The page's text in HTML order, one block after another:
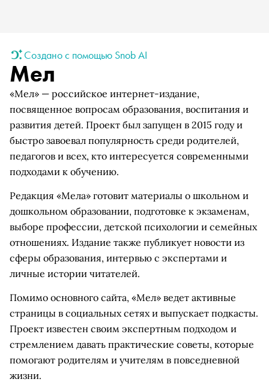
Создано с помощью Snob AI
Мел
«Мел» — российское интернет-издание,
посвященное вопросам образования, воспитания и
развития детей. Проект был запущен в 2015 году и
быстро завоевал популярность среди родителей,
педагогов и всех, кто интересуется современными
подходами к обучению.
Редакция «Мела» готовит материалы о школьном и
дошкольном образовании, подготовке к экзаменам,
выборе профессии, детской психологии и семейных
отношениях. Издание также публикует новости из
сферы образования, интервью с экспертами и
личные истории читателей.
Помимо основного сайта, «Мел» ведет активные
страницы в социальных сетях и выпускает подкасты.
Проект известен своим экспертным подходом и
стремлением давать практические советы, которые
помогают родителям и учителям в повседневной
жизни.